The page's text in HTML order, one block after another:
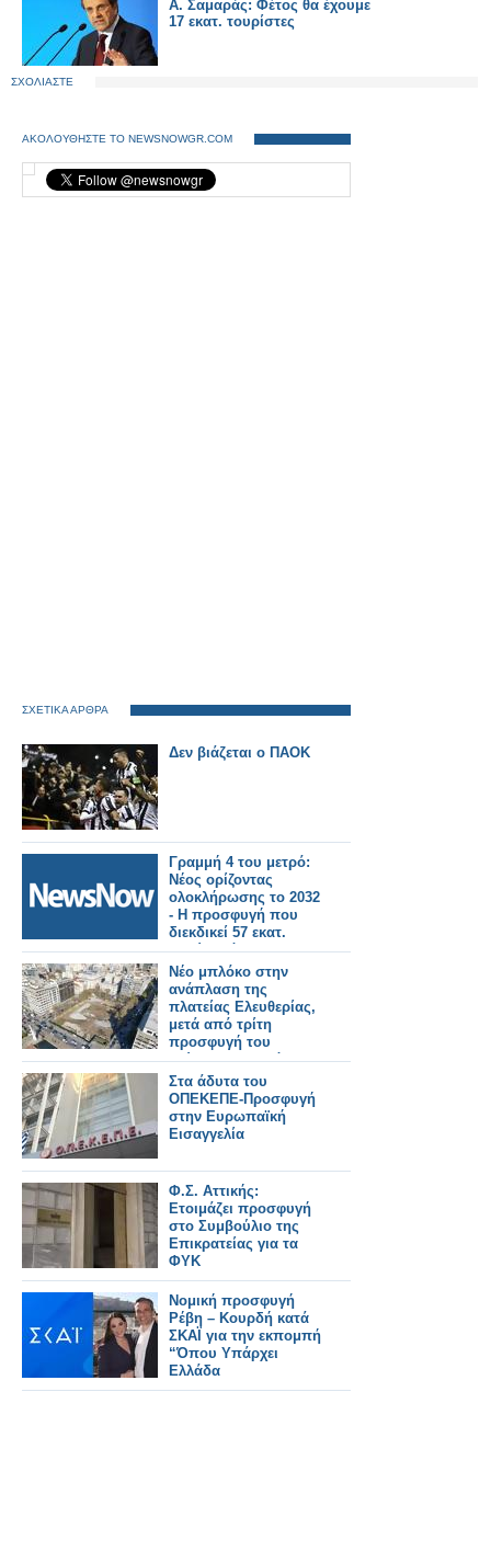
Α. Σαμαράς: Φέτος θα έχουμε
17 εκατ. τουρίστες
ΣΧΟΛΙΑΣΤΕ
ΑΚΟΛΟΥΘΗΣΤΕ ΤΟ NEWSNOWGR.COM
ΣΧΕΤΙΚΑ ΑΡΘΡΑ
Δεν βιάζεται ο ΠΑΟΚ
Γραμμή 4 του μετρό:
Νέος ορίζοντας
ολοκλήρωσης το 2032
- Η προσφυγή που
διεκδικεί 57 εκατ.
ευρώ από
κατασκευαστικές.
Νέο μπλόκο στην
ανάπλαση της
πλατείας Ελευθερίας,
μετά από τρίτη
προσφυγή του
δεύτερου μειοδότη
Στα άδυτα του
ΟΠΕΚΕΠΕ-Προσφυγή
στην Ευρωπαϊκή
Εισαγγελία
Φ.Σ. Αττικής:
Ετοιμάζει προσφυγή
στο Συμβούλιο της
Επικρατείας για τα
ΦΥΚ
Νομική προσφυγή
Ρέβη – Κουρδή κατά
ΣΚΑΪ για την εκπομπή
“Όπου Υπάρχει
Ελλάδα